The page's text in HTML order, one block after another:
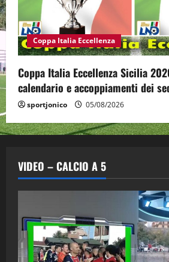
Coppa Italia Eccellenza
Coppa Italia Eccellenza Sicilia
calendario e accoppiamenti dei
sportjonico 05/08/2026
VIDEO – CALCIO A 5